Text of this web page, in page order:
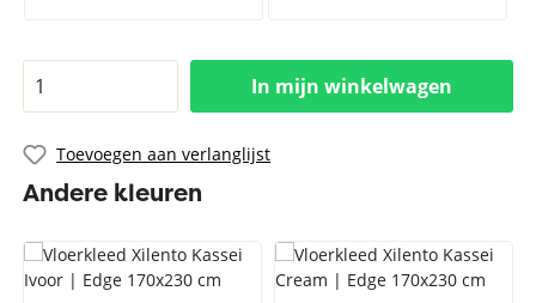
In mijn winkelwagen
Toevoegen aan verlanglijst
Andere kleuren